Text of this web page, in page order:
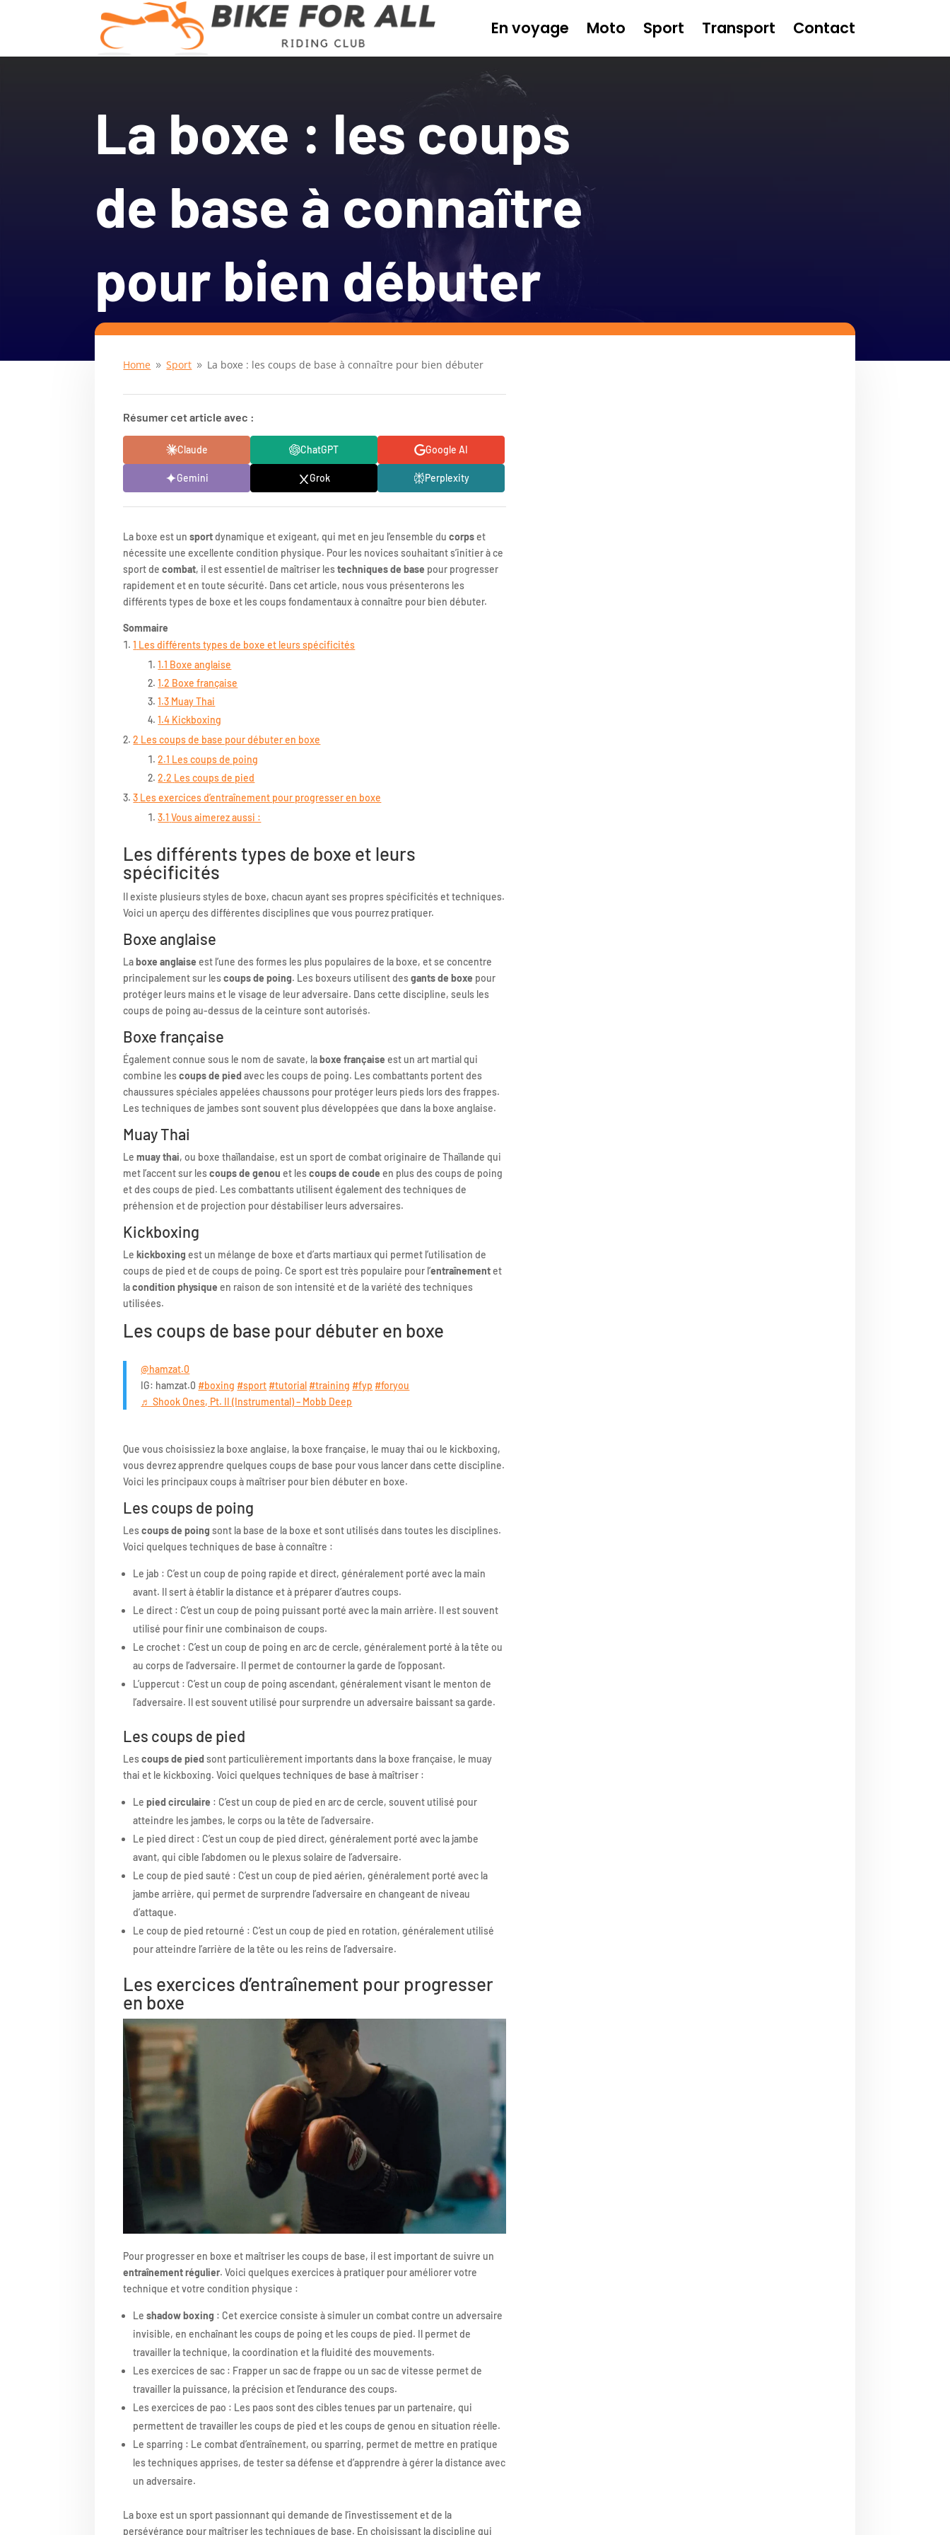
En voyage Moto Sport Transport Contact
La boxe : les coups
de base à connaître
pour bien débuter
Home 9 Sport 9 La boxe : les coups de base à connaître pour bien débuter
Résumer cet article avec :
Claude ChatGPT Google AI
Gemini Grok Perplexity
La boxe est unsportdynamique et exigeant, qui met en jeu l’ensemble ducorpset
nécessite une excellente condition physique. Pour les novices souhaitant s’initier à ce
sport decombat, il est essentiel de maîtriser lestechniques de base pour progresser
rapidement et en toute sécurité. Dans cet article, nous vous présenterons les
différents types de boxe et les coups fondamentaux à connaître pour bien débuter.
Sommaire
1 Les différents types de boxe et leurs spécificités
1.1 Boxe anglaise
1.2 Boxe française
1.3 Muay Thai
1.4 Kickboxing
2 Les coups de base pour débuter en boxe
2.1 Les coups de poing
2.2 Les coups de pied
3 Les exercices d’entraînement pour progresser en boxe
3.1 Vous aimerez aussi :
Les différents types de boxe et leurs
spécificités
Il existe plusieurs styles de boxe, chacun ayant ses propres spécificités et techniques.
Voici un aperçu des différentes disciplines que vous pourrez pratiquer.
Boxe anglaise
Laboxe anglaise est l’une des formes les plus populaires de la boxe, et se concentre
principalement sur lescoups de poing. Les boxeurs utilisent desgants de boxe pour
protéger leurs mains et le visage de leur adversaire. Dans cette discipline, seuls les
coups de poing au-dessus de la ceinture sont autorisés.
Boxe française
Également connue sous le nom de savate, laboxe française est un art martial qui
combine lescoups de piedavec les coups de poing. Les combattants portent des
chaussures spéciales appelées chaussons pour protéger leurs pieds lors des frappes.
Les techniques de jambes sont souvent plus développées que dans la boxe anglaise.
Muay Thai
Lemuay thai, ou boxe thaïlandaise, est un sport de combat originaire de Thaïlande qui
met l’accent sur lescoups de genou et lescoups de coude en plus des coups de poing
et des coups de pied. Les combattants utilisent également des techniques de
préhension et de projection pour déstabiliser leurs adversaires.
Kickboxing
Lekickboxing est un mélange de boxe et d’arts martiaux qui permet l’utilisation de
coups de pied et de coups de poing. Ce sport est très populaire pour l’entraînementet
lacondition physique en raison de son intensité et de la variété des techniques
utilisées.
Les coups de base pour débuter en boxe
@hamzat.0
IG: hamzat.0#boxing #sport #tutorial #training #fyp #foryou
♬ Shook Ones, Pt. II (Instrumental) – Mobb Deep
Que vous choisissiez la boxe anglaise, la boxe française, le muay thai ou le kickboxing,
vous devrez apprendre quelques coups de base pour vous lancer dans cette discipline.
Voici les principaux coups à maîtriser pour bien débuter en boxe.
Les coups de poing
Lescoups de poing sont la base de la boxe et sont utilisés dans toutes les disciplines.
Voici quelques techniques de base à connaître :
Le jab : C’est un coup de poing rapide et direct, généralement porté avec la main
avant. Il sert à établir la distance et à préparer d’autres coups.
Le direct : C’est un coup de poing puissant porté avec la main arrière. Il est souvent
utilisé pour finir une combinaison de coups.
Le crochet : C’est un coup de poing en arc de cercle, généralement porté à la tête ou
au corps de l’adversaire. Il permet de contourner la garde de l’opposant.
L’uppercut : C’est un coup de poing ascendant, généralement visant le menton de
l’adversaire. Il est souvent utilisé pour surprendre un adversaire baissant sa garde.
Les coups de pied
Lescoups de piedsont particulièrement importants dans la boxe française, le muay
thai et le kickboxing. Voici quelques techniques de base à maîtriser :
Lepied circulaire : C’est un coup de pied en arc de cercle, souvent utilisé pour
atteindre les jambes, le corps ou la tête de l’adversaire.
Le pied direct : C’est un coup de pied direct, généralement porté avec la jambe
avant, qui cible l’abdomen ou le plexus solaire de l’adversaire.
Le coup de pied sauté : C’est un coup de pied aérien, généralement porté avec la
jambe arrière, qui permet de surprendre l’adversaire en changeant de niveau
d’attaque.
Le coup de pied retourné : C’est un coup de pied en rotation, généralement utilisé
pour atteindre l’arrière de la tête ou les reins de l’adversaire.
Les exercices d’entraînement pour progresser
en boxe
Pour progresser en boxe et maîtriser les coups de base, il est important de suivre un
entraînement régulier. Voici quelques exercices à pratiquer pour améliorer votre
technique et votre condition physique :
Leshadow boxing : Cet exercice consiste à simuler un combat contre un adversaire
invisible, en enchaînant les coups de poing et les coups de pied. Il permet de
travailler la technique, la coordination et la fluidité des mouvements.
Les exercices de sac : Frapper un sac de frappe ou un sac de vitesse permet de
travailler la puissance, la précision et l’endurance des coups.
Les exercices de pao : Les paos sont des cibles tenues par un partenaire, qui
permettent de travailler les coups de pied et les coups de genou en situation réelle.
Le sparring : Le combat d’entraînement, ou sparring, permet de mettre en pratique
les techniques apprises, de tester sa défense et d’apprendre à gérer la distance avec
un adversaire.
La boxe est un sport passionnant qui demande de l’investissement et de la
persévérance pour maîtriser les techniques de base. En choisissant la discipline qui